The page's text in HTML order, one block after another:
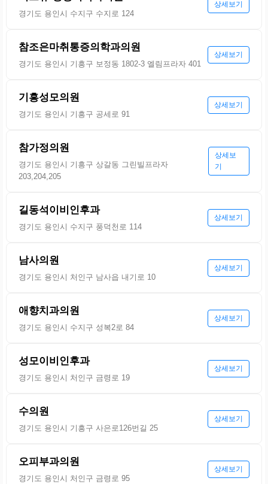
경기도 용인시 수지구 수지로 124
상세보기
참조은마취통증의학과의원
경기도 용인시 기흥구 보정동 1802-3 엘림프라자 401
상세보기
기흥성모의원
경기도 용인시 기흥구 공세로 91
상세보기
참가정의원
경기도 용인시 기흥구 상갈동 그린빌프라자
203,204,205
상세보
기
길동석이비인후과
경기도 용인시 수지구 풍덕천로 114
상세보기
남사의원
경기도 용인시 처인구 남사읍 내기로 10
상세보기
애향치과의원
경기도 용인시 수지구 성복2로 84
상세보기
성모이비인후과
경기도 용인시 처인구 금령로 19
상세보기
수의원
경기도 용인시 기흥구 사은로126번길 25
상세보기
오피부과의원
경기도 용인시 처인구 금령로 95
상세보기